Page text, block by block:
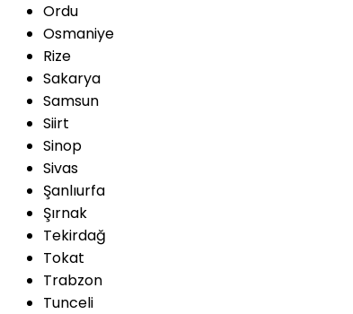
Ordu
Osmaniye
Rize
Sakarya
Samsun
Siirt
Sinop
Sivas
Şanlıurfa
Şırnak
Tekirdağ
Tokat
Trabzon
Tunceli